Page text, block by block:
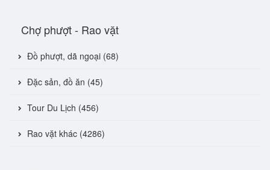
Chợ phượt - Rao vặt
Đồ phượt, dã ngoại (68)
Đặc sản, đồ ăn (45)
Tour Du Lịch (456)
Rao vặt khác (4286)